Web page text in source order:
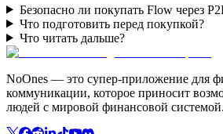
Безопасно ли покупать Flow через
Что подготовить перед покупкой?
Что читать дальше?
NoOnes — это супер-приложение для
коммуникации, которое приносит
людей с мировой финансовой системой.